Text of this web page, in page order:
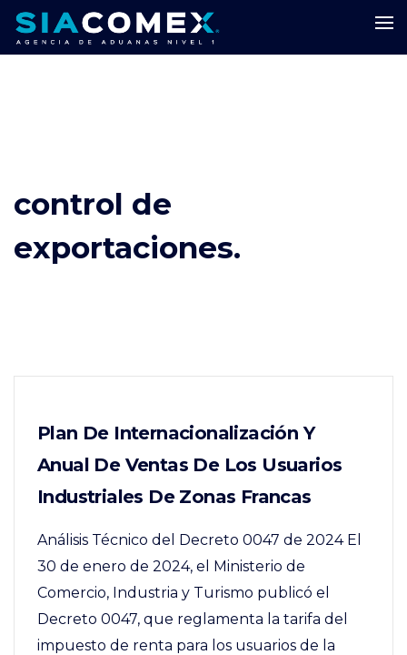
control de
exportaciones.
Plan De Internacionalización Y
Anual De Ventas De Los Usuarios
Industriales De Zonas Francas
Análisis Técnico del Decreto 0047 de 2024 El
30 de enero de 2024, el Ministerio de
Comercio, Industria y Turismo publicó el
Decreto 0047, que reglamenta la tarifa del
impuesto de renta para los usuarios de la